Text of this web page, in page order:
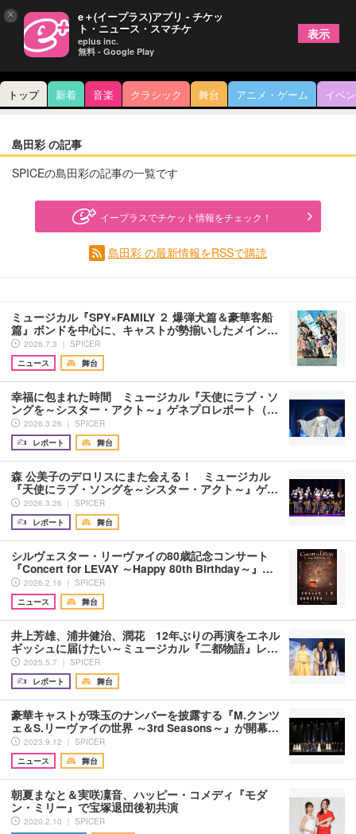
トップ 新着 音楽 クラシック 舞台 アニメ・ゲーム イベ
島田彩 の記事
SPICEの島田彩の記事の一覧です
イープラスでチケット情報をチェック！
島田彩 の最新情報をRSSで購読
ミュージカル『SPY×FAMILY ２ 爆弾犬篇＆豪華客船
篇』ボンドを中心に、キャストが勢揃いしたメイン…
2026.7.3 ｜ SPICER
ニュース
舞台
幸福に包まれた時間 ミュージカル『天使にラブ・ソ
ングを～シスター・アクト～』ゲネプロレポート（…
2026.3.26 ｜ SPICER
レポート
舞台
森 公美子のデロリスにまた会える！ ミュージカル
『天使にラブ・ソングを～シスター・アクト～』ゲ…
2026.3.26 ｜ SPICER
レポート
舞台
シルヴェスター・リーヴァイの80歳記念コンサート
『Concert for LEVAY ～Happy 80th Birthday～』…
2026.2.16 ｜ SPICER
ニュース
舞台
井上芳雄、浦井健治、潤花 12年ぶりの再演をエネル
ギッシュに届けたい～ミュージカル『二都物語』レ…
2025.5.7 ｜ SPICER
レポート
舞台
豪華キャストが珠玉のナンバーを披露する『M.クンツ
ェ＆S.リーヴァイの世界 ～3rd Seasons～』が開幕…
2023.9.12 ｜ SPICER
ニュース
舞台
朝夏まなと＆実咲凜音、ハッピー・コメディ『モダ
ン・ミリー』で宝塚退団後初共演
2020.2.10 ｜ SPICER
× e＋(イープラス)アプリ - チケッ
ト・ニュース・スマチケ
eplus inc.
無料 - Google Play
表示